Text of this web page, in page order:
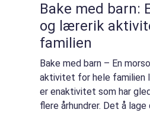
Bake med barn:
og lærerik
familien
Bake med barn – En
aktivitet for hele familien
er enaktivitet som har
flere århundrer. Det å lage